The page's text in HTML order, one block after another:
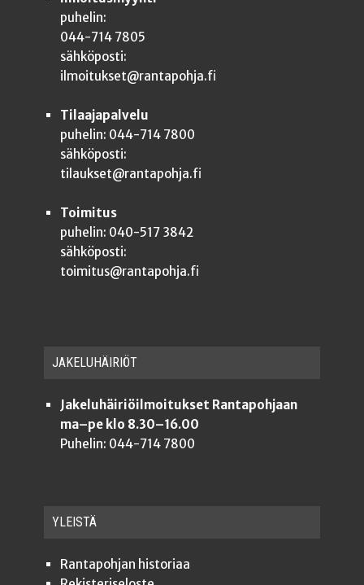
puhelin:
044-714 7805
sähköposti:
ilmoitukset@rantapohja.fi
Tilaajapalvelu
puhelin: 044-714 7800
sähköposti:
tilaukset@rantapohja.fi
Toimitus
puhelin: 040-517 3842
sähköposti:
toimitus@rantapohja.fi
JAKE­LU­HÄI­RIÖT
Jakeluhäiriöilmoitukset Rantapohjaan
ma–pe klo 8.30–16.00
Puhelin: 044-714 7800
YLEISTÄ
Ran­ta­poh­jan historiaa